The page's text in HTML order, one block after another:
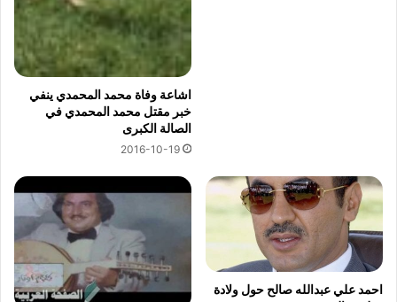
اشاعة وفاة محمد المحمدي ينفي
خبر مقتل محمد المحمدي في
الصالة الكبرى
2016-10-19
احمد علي عبدالله صالح حول ولادة